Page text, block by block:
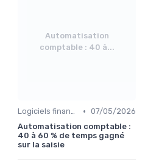
Automatisation
comptable : 40 à...
Logiciels financiers • 07/05/2026
Automatisation comptable :
40 à 60 % de temps gagné
sur la saisie